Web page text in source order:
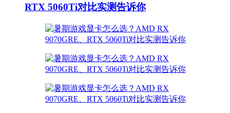
RTX 5060Ti对比实测告诉你